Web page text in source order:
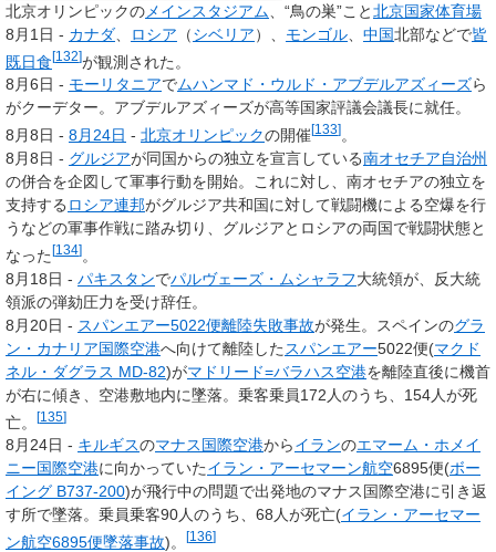
北京オリンピックの メインスタジアム 、“鳥の巣”こと北京国家体育場
8月1日 - カナダ ロシア （シベリア）、 モンゴル 中国北部などで皆
既日食[132]が観測された。
8月6日 - モーリタニアでムハンマド・ウルド・アブデルアズィーズら
がクーデター。アブデルアズィーズが高等国家評議会議長に就任。
8月8日 - 8月24日 - 北京オリンピックの開催[133] 。
8月8日 - グルジアが同国からの独立を宣言している南オセチア自治州
の併合を企図して軍事行動を開始。これに対し、南オセチアの独立を
支持する ロシア連邦がグルジア共和国に対して戦闘機による空爆を行
うなどの軍事作戦に踏み切り、グルジアとロシアの両国で戦闘状態と
なった[134]。
8月18日 - パキスタンでパルヴェーズ・ムシャラフ大統領が、反大統
領派の弾劾圧力を受け辞任。
8月20日 - スパンエアー5022便離陸失敗事故が発生。スペインのグラ
ン・カナリア国際空港へ向けて離陸した スパンエアー5022便(マクド
ネル・ダグラス MD-82)がマドリード=バラハス空港を離陸直後に機首
が右に傾き、空港敷地内に墜落。乗客乗員172人のうち、154人が死
亡。
[135]
8月24日 - キルギスのマナス国際空港からイランのエマーム・ホメイ
ニー国際空港に向かっていたイラン・アーセマーン航空6895便(ボー
イング B737-200)が飛行中の問題で出発地のマナス国際空港に引き返
す所で墜落。乗員乗客90人のうち、68人が死亡(イラン・アーセマー
ン航空6895便墜落事故)。 [136]